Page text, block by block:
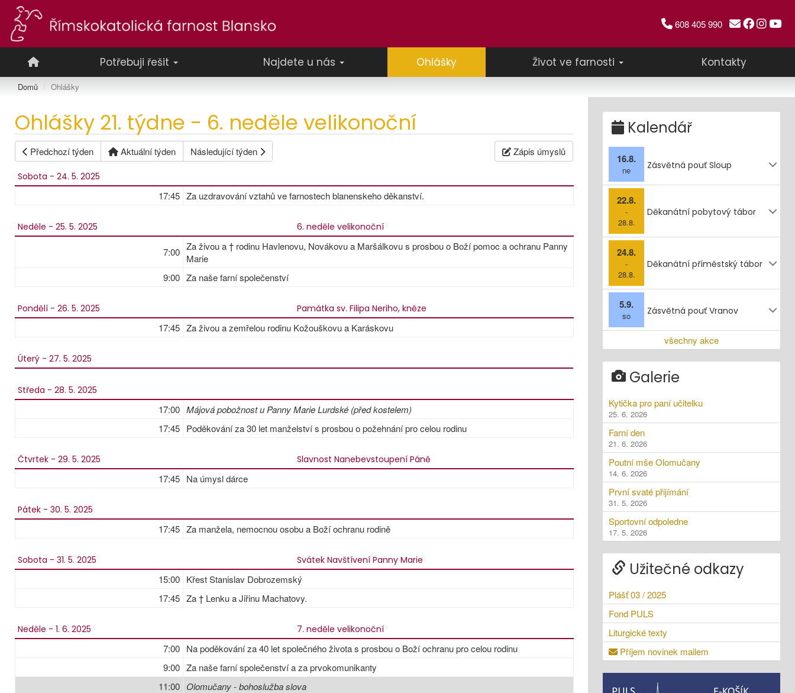
608 405 990
Potřebuji řešit Najdete u nás Ohlášky Život ve farnosti Kontakty
Domů Ohlášky
Ohlášky 21. týdne - 6. neděle velikonoční
Předchozí týden Aktuální týden Následující týden Zápis úmyslů
Sobota - 24. 5. 2025
17:45 Za uzdravování vztahů ve farnostech blanenskeho děkanství.
Neděle - 25. 5. 2025 6. neděle velikonoční
7:00 Za živou a † rodinu Havlenovu, Novákovu a Maršálkovu s prosbou o Boží pomoc a ochranu Panny
Marie
9:00 Za naše farní společenství
Pondělí - 26. 5. 2025 Památka sv. Filipa Neriho, kněze
17:45 Za živou a zemřelou rodinu Kožouškovu a Karáskovu
Úterý - 27. 5. 2025
Středa - 28. 5. 2025
17:00 Májová pobožnost u Panny Marie Lurdské (před kostelem)
17:45 Poděkování za 30 let manželství s prosbou o požehnání pro celou rodinu
Čtvrtek - 29. 5. 2025 Slavnost Nanebevstoupení Páně
17:45 Na úmysl dárce
Pátek - 30. 5. 2025
17:45 Za manžela, nemocnou osobu a Boží ochranu rodině
Sobota - 31. 5. 2025 Svátek Navštívení Panny Marie
15:00 Křest Stanislav Dobrozemský
17:45 Za † Lenku a Jiřinu Machatovy.
Neděle - 1. 6. 2025 7. neděle velikonoční
7:00 Na poděkování za 40 let společného života s prosbou o Boží ochranu pro celou rodinu
9:00 Za naše farní společenství a za prvokomunikanty
11:00 Olomučany - bohoslužba slova
Kalendář
16.8.
ne Zásvětná pouť Sloup
22.8.
-
28.8.
Děkanátní pobytový tábor
24.8.
-
28.8.
Děkanátní příměstský tábor
5.9.
so Zásvětná pouť Vranov
všechny akce
Galerie
Kytička pro paní učitelku
25. 6. 2026
Farní den
21. 6. 2026
Poutní mše Olomučany
14. 6. 2026
První svaté přijímání
31. 5. 2026
Sportovní odpoledne
17. 5. 2026
Užitečné odkazy
Plášť 03 / 2025
Fond PULS
Liturgické texty
Příjem novinek mailem